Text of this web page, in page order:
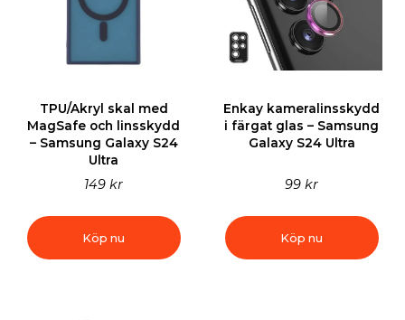
TPU/Akryl skal med
MagSafe och linsskydd
– Samsung Galaxy S24
Ultra
149 kr
Köp nu
Enkay kameralinsskydd
i färgat glas – Samsung
Galaxy S24 Ultra
99 kr
Köp nu